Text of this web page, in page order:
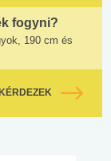
fogyni?
190 cm és